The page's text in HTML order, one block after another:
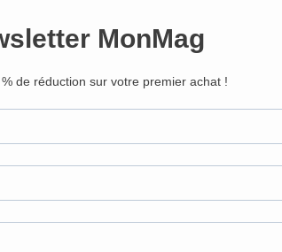
que joué, propose aux acteurs
triomphe de L’Amant (prix
suspens dans le monde »,
les plus lues et les plus
dépouillé, presque oral, né du
quand sa relation avec Yann
de création, réinventa
minimalistes et fragmentaires,
prolongèrent ses obsessions
mémoire, le langage. De Jean-
cinéastes, tous ont tenté de
et la brûlure du désir qui